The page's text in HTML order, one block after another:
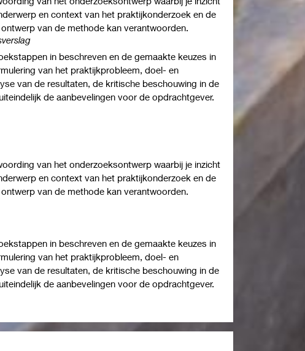
en context van het praktijkonderzoek en de
van de methode kan verantwoorden.
in beschreven en de gemaakte keuzes in
van het praktijkprobleem, doel- en
van de resultaten, de kritische beschouwing in de
de aanbevelingen voor de opdrachtgever.
van het onderzoeksontwerp waarbij je inzicht
en context van het praktijkonderzoek en de
van de methode kan verantwoorden.
in beschreven en de gemaakte keuzes in
van het praktijkprobleem, doel- en
van de resultaten, de kritische beschouwing in de
de aanbevelingen voor de opdrachtgever.